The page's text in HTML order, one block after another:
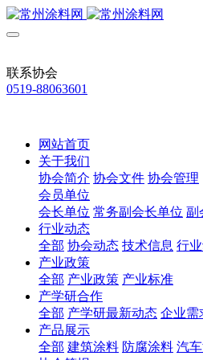
联系协会
0519-88063601
网站首页
关于我们
协会简介 协会文件 协会管理
会员单位
会长单位 常务副会长单位 副
行业动态
全部 协会动态 技术信息 行
产业政策
全部 产业政策 产业标准
产学研合作
全部 产学研最新动态 企业需
产品展示
全部 建筑涂料 防腐涂料 汽